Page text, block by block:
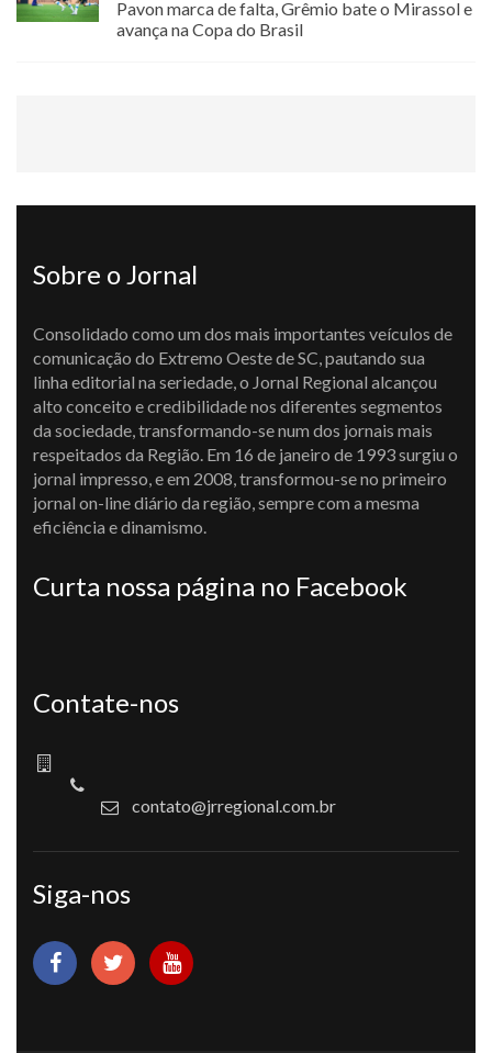
Pavon marca de falta, Grêmio bate o Mirassol e
avança na Copa do Brasil
Sobre o Jornal
Consolidado como um dos mais importantes veículos de
comunicação do Extremo Oeste de SC, pautando sua
linha editorial na seriedade, o Jornal Regional alcançou
alto conceito e credibilidade nos diferentes segmentos
da sociedade, transformando-se num dos jornais mais
respeitados da Região. Em 16 de janeiro de 1993 surgiu o
jornal impresso, e em 2008, transformou-se no primeiro
jornal on-line diário da região, sempre com a mesma
eficiência e dinamismo.
Curta nossa página no Facebook
Contate-nos
contato@jrregional.com.br
Siga-nos